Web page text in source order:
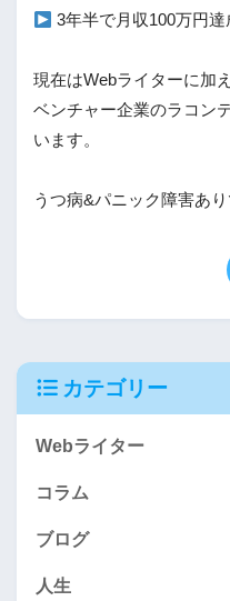
3年半で月収100万円達
現在はWebライターに加
ベンチャー企業のラコン
います。
うつ病&パニック障害あり
カテゴリー
Webライター
コラム
ブログ
人生